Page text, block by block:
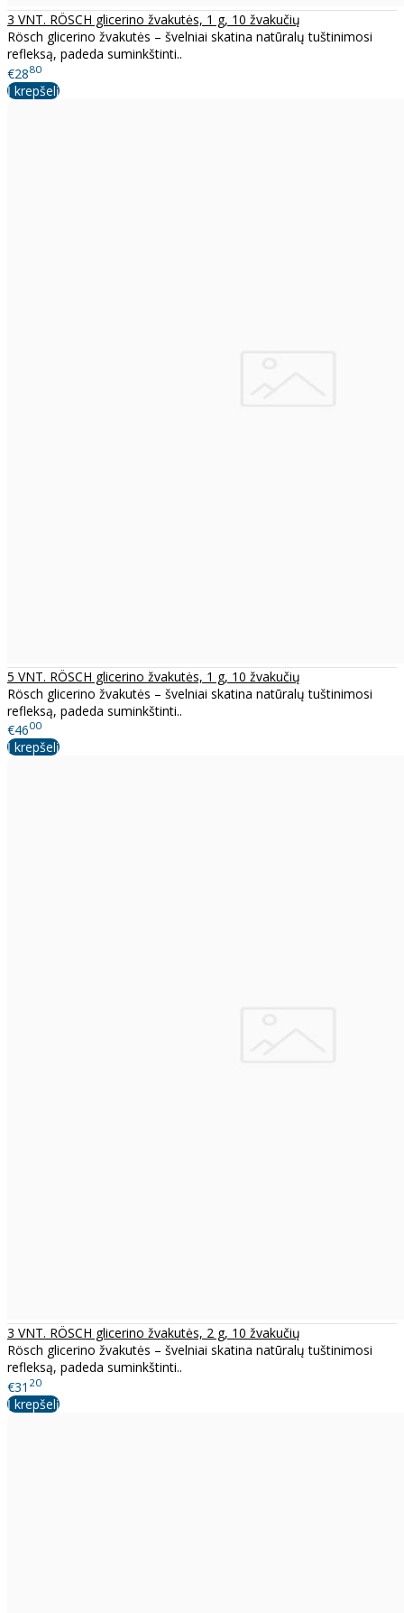
3 VNT. RÖSCH glicerino žvakutės, 1 g, 10 žvakučių
Rösch glicerino žvakutės – švelniai skatina natūralų tuštinimosi
refleksą, padeda suminkštinti..
€2880
Į krepšelį
5 VNT. RÖSCH glicerino žvakutės, 1 g, 10 žvakučių
Rösch glicerino žvakutės – švelniai skatina natūralų tuštinimosi
refleksą, padeda suminkštinti..
€4600
Į krepšelį
3 VNT. RÖSCH glicerino žvakutės, 2 g, 10 žvakučių
Rösch glicerino žvakutės – švelniai skatina natūralų tuštinimosi
refleksą, padeda suminkštinti..
€31 20
Į krepšelį